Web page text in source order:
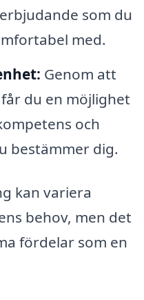
som du
med.
Genom att
du en möjlighet
och
bestämmer dig.
kan variera
behov, men det
fördelar som en